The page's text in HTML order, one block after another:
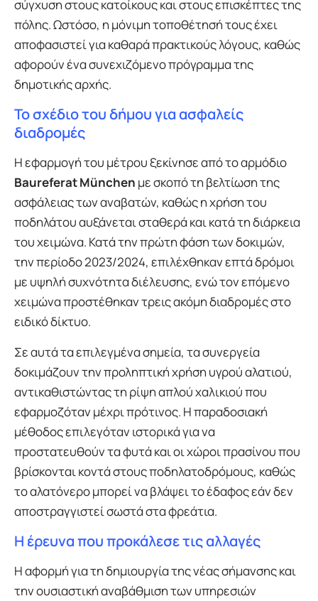
σύγχυση στους κατοίκους και στους επισκέπτες της
πόλης. Ωστόσο, η μόνιμη τοποθέτησή τους έχει
αποφασιστεί για καθαρά πρακτικούς λόγους, καθώς
αφορούν ένα συνεχιζόμενο πρόγραμμα της
δημοτικής αρχής.
Το σχέδιο του δήμου για ασφαλείς
διαδρομές
Η εφαρμογή του μέτρου ξεκίνησε από το αρμόδιο
Baureferat München με σκοπό τη βελτίωση της
ασφάλειας των αναβατών, καθώς η χρήση του
ποδηλάτου αυξάνεται σταθερά και κατά τη διάρκεια
του χειμώνα. Κατά την πρώτη φάση των δοκιμών,
την περίοδο 2023/2024, επιλέχθηκαν επτά δρόμοι
με υψηλή συχνότητα διέλευσης, ενώ τον επόμενο
χειμώνα προστέθηκαν τρεις ακόμη διαδρομές στο
ειδικό δίκτυο.
Σε αυτά τα επιλεγμένα σημεία, τα συνεργεία
δοκιμάζουν την προληπτική χρήση υγρού αλατιού,
αντικαθιστώντας τη ρίψη απλού χαλικιού που
εφαρμοζόταν μέχρι πρότινος. Η παραδοσιακή
μέθοδος επιλεγόταν ιστορικά για να
προστατευθούν τα φυτά και οι χώροι πρασίνου που
βρίσκονται κοντά στους ποδηλατοδρόμους, καθώς
το αλατόνερο μπορεί να βλάψει το έδαφος εάν δεν
αποστραγγιστεί σωστά στα φρεάτια.
Η έρευνα που προκάλεσε τις αλλαγές
Η αφορμή για τη δημιουργία της νέας σήμανσης και
την ουσιαστική αναβάθμιση των υπηρεσιών